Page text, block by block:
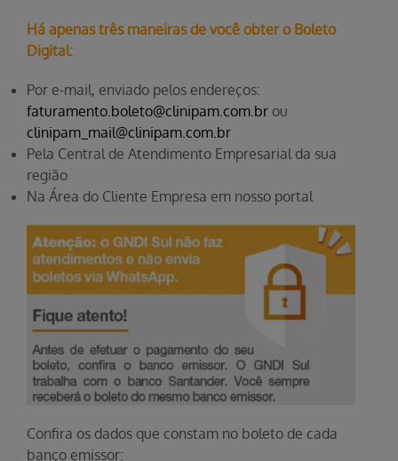
Há apenas três maneiras de você obter o Boleto
Digital:
Por e-mail, enviado pelos endereços:
faturamento.boleto@clinipam.com.br ou
clinipam_mail@clinipam.com.br
Pela Central de Atendimento Empresarial da sua
região
Na Área do Cliente Empresa em nosso portal
Confira os dados que constam no boleto de cada
banco emissor: